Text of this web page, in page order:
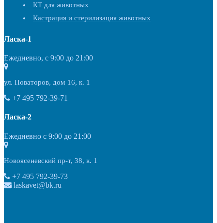
КТ для животных
Кастрация и стерилизация животных
Ласка-1
Ежедневно, с 9:00 до 21:00
ул. Новаторов, дом 16, к. 1
+7 495 792-39-71
Ласка-2
Ежедневно с 9:00 до 21:00
Новоясеневский пр-т, 38, к. 1
+7 495 792-39-73
laskavet@bk.ru